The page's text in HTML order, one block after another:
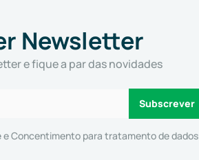
Newsletter
e fique a par das novidades
e Concentimento para tratamento de dados